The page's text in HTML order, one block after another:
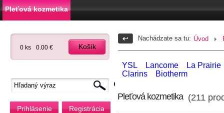
Pleťová kozmetika
0 ks 0.00 € Košík
Prihlásenie Registrácia
Nachádzate sa tu: Úvod
YSL Lancome
La Prairie
Clarins
Biotherm
Pleťová kozmetika(211